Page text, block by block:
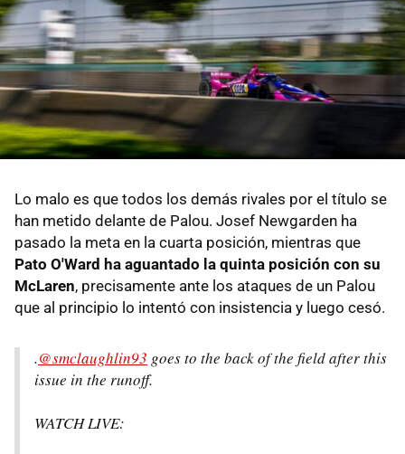
Lo malo es que todos los demás rivales por el título se
han metido delante de Palou. Josef Newgarden ha
pasado la meta en la cuarta posición, mientras que
Pato O'Ward ha aguantado la quinta posición con su
McLaren, precisamente ante los ataques de un Palou
que al principio lo intentó con insistencia y luego cesó.
.@smclaughlin93 goes to the back of the field after this
issue in the runoff.
WATCH LIVE: